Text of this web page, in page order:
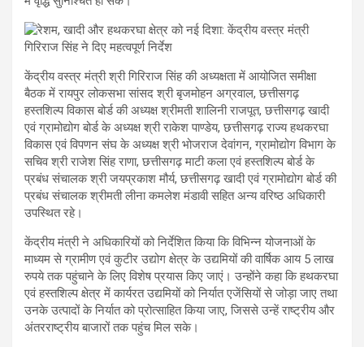
केंद्रीय वस्त्र मंत्री श्री गिरिराज सिंह की अध्यक्षता में आयोजित समीक्षा
बैठक में रायपुर लोकसभा सांसद श्री बृजमोहन अग्रवाल, छत्तीसगढ़
हस्तशिल्प विकास बोर्ड की अध्यक्ष श्रीमती शालिनी राजपूत, छत्तीसगढ़ खादी
एवं ग्रामोद्योग बोर्ड के अध्यक्ष श्री राकेश पाण्डेय, छत्तीसगढ़ राज्य हथकरघा
विकास एवं विपणन संघ के अध्यक्ष श्री भोजराज देवांगन, ग्रामोद्योग विभाग के
सचिव श्री राजेश सिंह राणा, छत्तीसगढ़ माटी कला एवं हस्तशिल्प बोर्ड के
प्रबंध संचालक श्री जयप्रकाश मौर्य, छत्तीसगढ़ खादी एवं ग्रामोद्योग बोर्ड की
प्रबंध संचालक श्रीमती लीना कमलेश मंडावी सहित अन्य वरिष्ठ अधिकारी
उपस्थित रहे।
केंद्रीय मंत्री ने अधिकारियों को निर्देशित किया कि विभिन्न योजनाओं के
माध्यम से ग्रामीण एवं कुटीर उद्योग क्षेत्र के उद्यमियों की वार्षिक आय 5 लाख
रुपये तक पहुंचाने के लिए विशेष प्रयास किए जाएं। उन्होंने कहा कि हथकरघा
एवं हस्तशिल्प क्षेत्र में कार्यरत उद्यमियों को निर्यात एजेंसियों से जोड़ा जाए तथा
उनके उत्पादों के निर्यात को प्रोत्साहित किया जाए, जिससे उन्हें राष्ट्रीय और
अंतरराष्ट्रीय बाजारों तक पहुंच मिल सके।